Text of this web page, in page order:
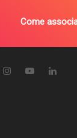
Come